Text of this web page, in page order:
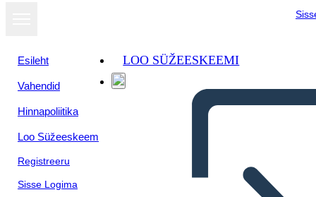
Esileht
Vahendid
Hinnapoliitika
Loo Süžeeskeem
Registreeru
Sisse Logima
LOO SÜŽEESKEEMI